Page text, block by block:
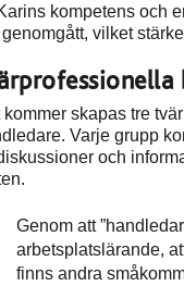
kompetens och
genomgått, vilket
kommer skapas tre
Varje grupp
och
Genom att
arbetsplatslärande,
finns andra